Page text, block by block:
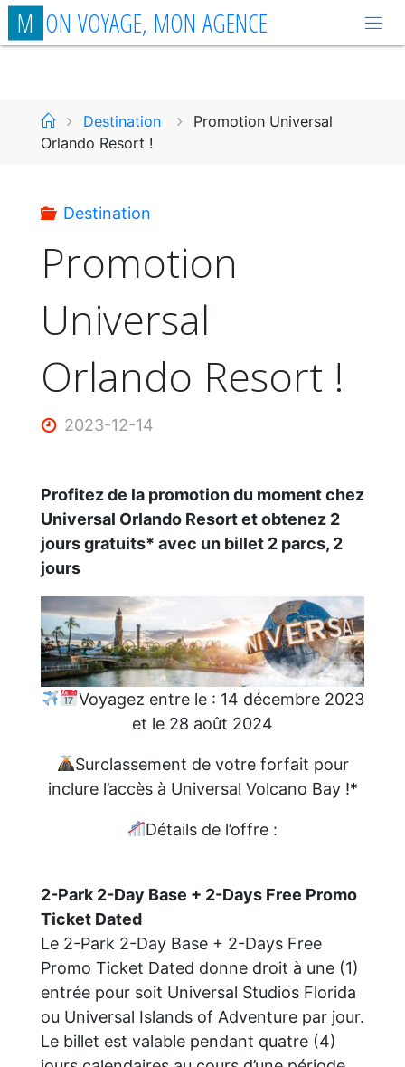
Aller
auM ON VOYAGE, MON AGENCE
AccueilDestination
Promotion Universal
Orlando Resort !
Destination
Promotion
Universal
Orlando Resort !
2023-12-14
Profitez de la promotion du moment chez
Universal Orlando Resort et obtenez 2
jours gratuits* avec un billet 2 parcs, 2
jours
Voyagez entre le : 14 décembre 2023
et le 28 août 2024
Surclassement de votre forfait pour
inclure l’accès à Universal Volcano Bay !*
Détails de l’offre :
2-Park 2-Day Base + 2-Days Free Promo
Ticket Dated
Le 2-Park 2-Day Base + 2-Days Free
Promo Ticket Dated donne droit à une (1)
entrée pour soit Universal Studios Florida
ou Universal Islands of Adventure par jour.
Le billet est valable pendant quatre (4)